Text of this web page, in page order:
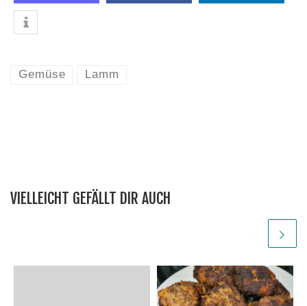
Gemüse Lamm
VIELLEICHT GEFÄLLT DIR AUCH